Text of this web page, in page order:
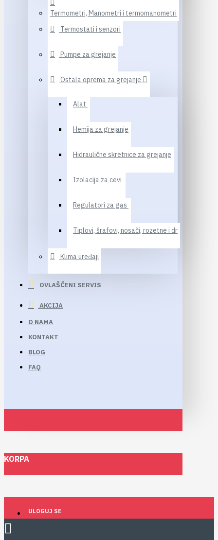
Termometri, Manometri i termomanometri
Termostati i senzori
Pumpe za grejanje
Ostala oprema za grejanje
Alat
Hemija za grejanje
Hidraulične skretnice za grejanje
Izolacija za cevi
Regulatori za gas
Tiplovi, šrafovi, nosači, rozetne i dr
Klima uređaji
OVLAŠČENI SERVIS
AKCIJA
O NAMA
KONTAKT
BLOG
FAQ
KORPA
ULOGUJ SE